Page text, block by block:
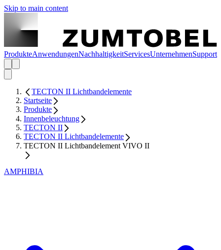
Skip to main content
ProdukteAnwendungenNachhaltigkeitServicesUnternehmenSupport
TECTON II Lichtbandelemente
Startseite
Produkte
Innenbeleuchtung
TECTON II
TECTON II Lichtbandelemente
TECTON II Lichtbandelement VIVO II
AMPHIBIA